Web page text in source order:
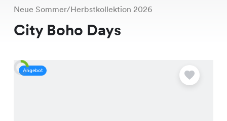
Neue Sommer/Herbstkollektion 2026
City Boho Days
Angebot